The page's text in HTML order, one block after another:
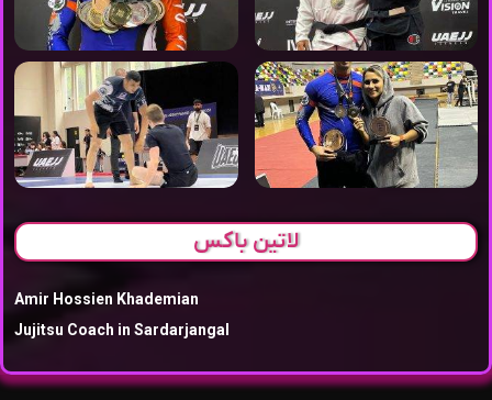
لاتین باکس
Amir Hossien Khademian
Jujitsu Coach in Sardarjangal